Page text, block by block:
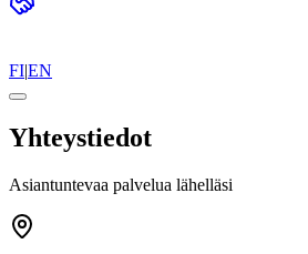
FI|EN
Yhteystiedot
Asiantuntevaa palvelua lähelläsi